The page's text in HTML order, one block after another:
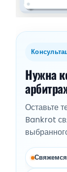
Нужна
Оставьте
Bankrot